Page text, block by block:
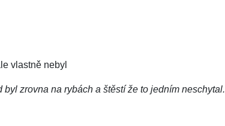
vlastně nebyl
zrovna na rybách a štěstí že to jedním neschytal.